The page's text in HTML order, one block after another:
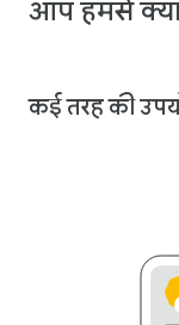
आप हमसे
कई तरह की